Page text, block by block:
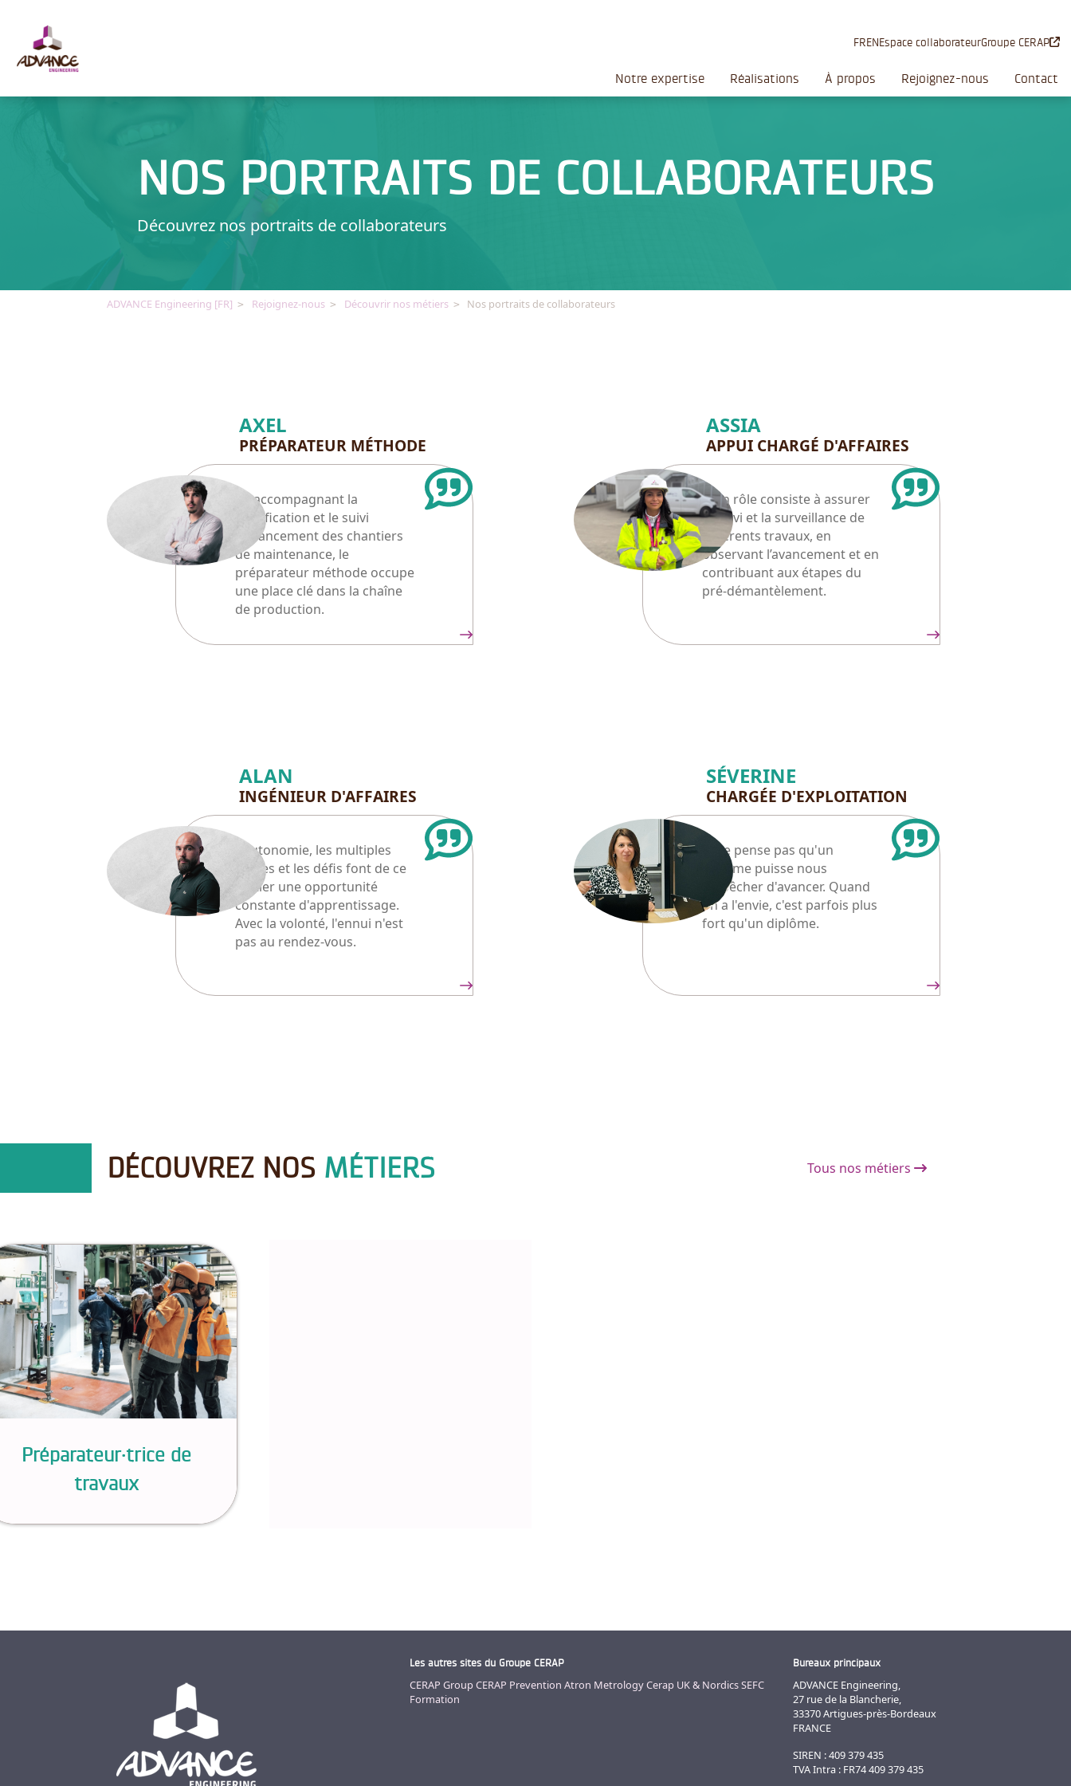
Notre expertise Réalisations À propos Rejoignez-nous Contact
FRENEspace collaborateurGroupe CERAP
NOS PORTRAITS DE COLLABORATEURS
Découvrez nos portraits de collaborateurs
ADVANCE Engineering [FR] Rejoignez-nous Découvrir nos métiers Nos portraits de collaborateurs
AXEL
PRÉPARATEUR MÉTHODE
En accompagnant la
planification et le suivi
d’avancement des chantiers
de maintenance, le
préparateur méthode occupe
une place clé dans la chaîne
de production.
ASSIA
APPUI CHARGÉ D'AFFAIRES
Mon rôle consiste à assurer
le suivi et la surveillance de
différents travaux, en
observant l’avancement et en
contribuant aux étapes du
pré-démantèlement.
ALAN
INGÉNIEUR D'AFFAIRES
L'autonomie, les multiples
tâches et les défis font de ce
métier une opportunité
constante d'apprentissage.
Avec la volonté, l'ennui n'est
pas au rendez-vous.
SÉVERINE
CHARGÉE D'EXPLOITATION
Je ne pense pas qu'un
diplôme puisse nous
empêcher d'avancer. Quand
on a l'envie, c'est parfois plus
fort qu'un diplôme.
DÉCOUVREZ NOS MÉTIERS Tous nos métiers
Préparateur·trice de
travaux
Les autres sites du Groupe CERAP
CERAP Group CERAP Prevention Atron MetrologyCerap UK & NordicsSEFC
Formation
Bureaux principaux
ADVANCE Engineering,
27 rue de la Blancherie,
33370 Artigues-près-Bordeaux
FRANCE
SIREN : 409 379 435
TVA Intra : FR74 409 379 435